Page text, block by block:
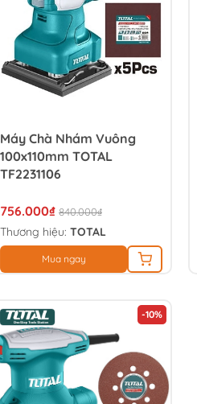
Máy Chà Nhám Vuông
100x110mm TOTAL
TF2231106
756.000₫ 840.000₫
Thương hiệu: TOTAL
Mua ngay
-10%